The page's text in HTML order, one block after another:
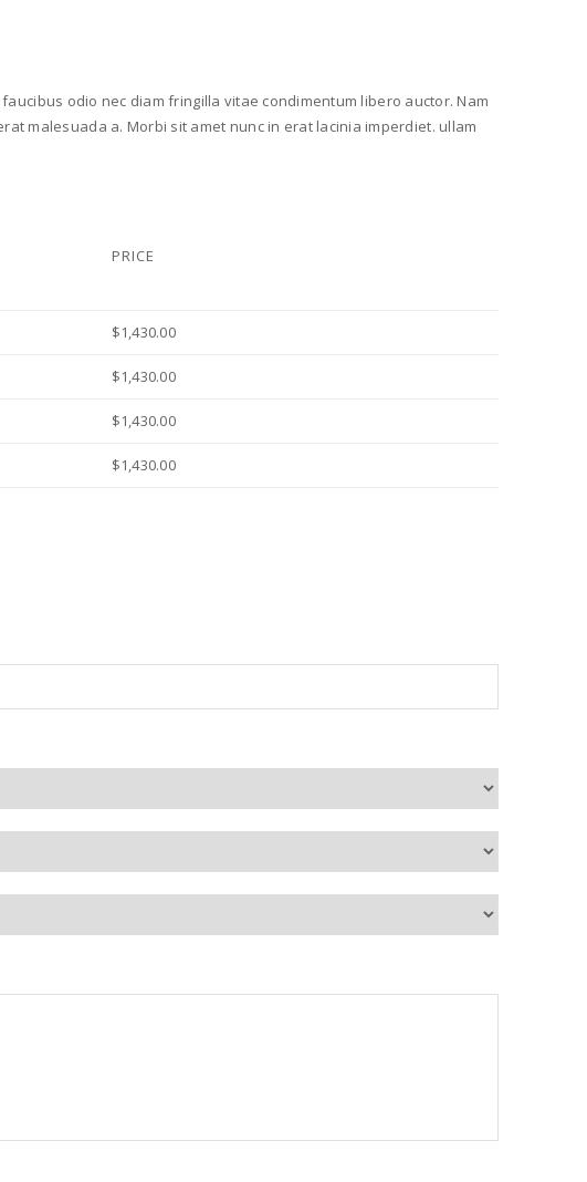
odio nec diam fringilla vitae condimentum libero auctor. Nam
malesuada a. Morbi sit amet nunc in erat lacinia imperdiet. ullam
PRICE
$1,430.00
$1,430.00
$1,430.00
$1,430.00